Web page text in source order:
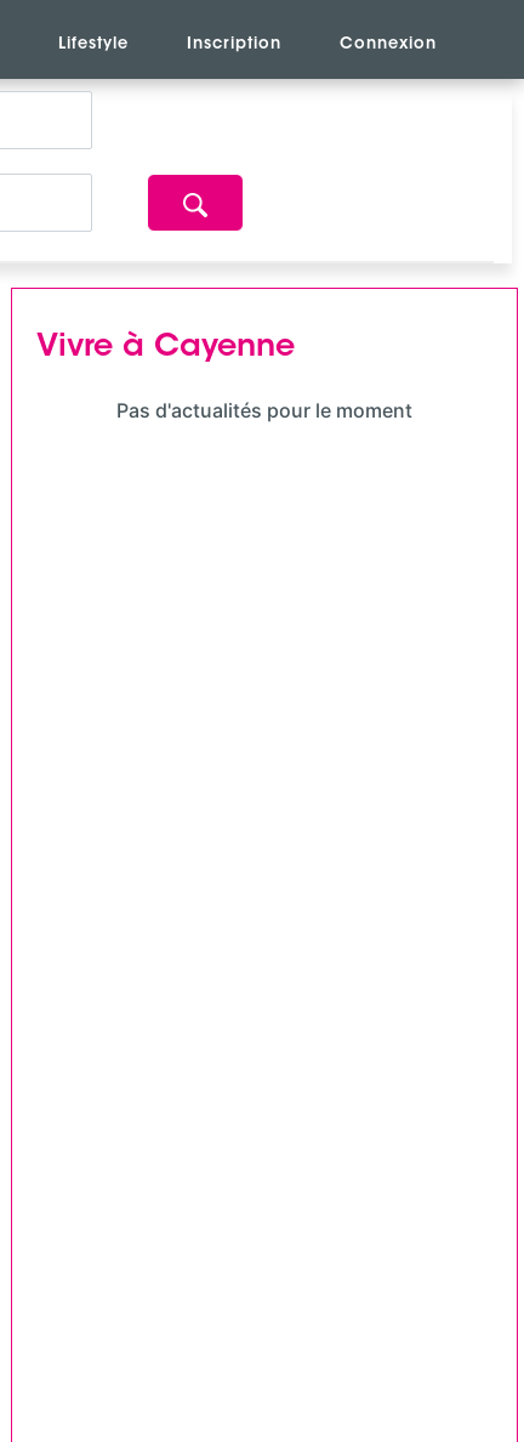
Lifestyle Inscription Connexion
Vivre à Cayenne
Pas d'actualités pour le moment